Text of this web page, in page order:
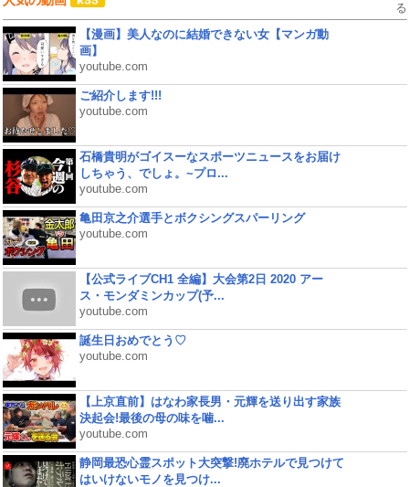
る
【漫画】美人なのに結婚できない女【マンガ動
画】
youtube.com
ご紹介します!!!
youtube.com
石橋貴明がゴイスーなスポーツニュースをお届け
しちゃう、でしょ。~プロ...
youtube.com
亀田京之介選手とボクシングスパーリング
youtube.com
【公式ライブCH1 全編】大会第2日 2020 アー
ス・モンダミンカップ(予...
youtube.com
誕生日おめでとう♡
youtube.com
【上京直前】はなわ家長男・元輝を送り出す家族
決起会!最後の母の味を噛...
youtube.com
静岡最恐心霊スポット大突撃!廃ホテルで見つけて
はいけないモノを見つけ...